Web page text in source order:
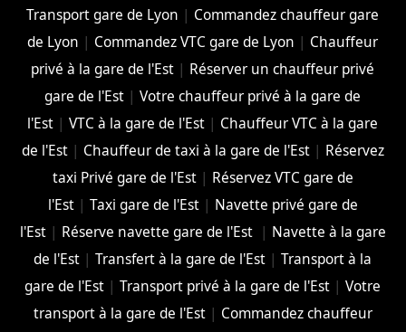
Transport gare de Lyon | Commandez chauffeur gare
de Lyon | Commandez VTC gare de Lyon | Chauffeur
privé à la gare de l'Est | Réserver un chauffeur privé
gare de l'Est |Votre chauffeur privé à la gare de
l'Est |VTC à la gare de l'Est | Chauffeur VTC à la gare
de l'Est| Chauffeur de taxi à la gare de l'Est| Réservez
taxi Privé gare de l'Est| Réservez VTC gare de
l'Est| Taxi gare de l'Est| Navette privé gare de
l'Est| Réserve navette gare de l'Est | Navette à la gare
de l'Est |Transfert à la gare de l'Est |Transport à la
gare de l'Est |Transport privé à la gare de l'Est |Votre
transport à la gare de l'Est| Commandez chauffeur